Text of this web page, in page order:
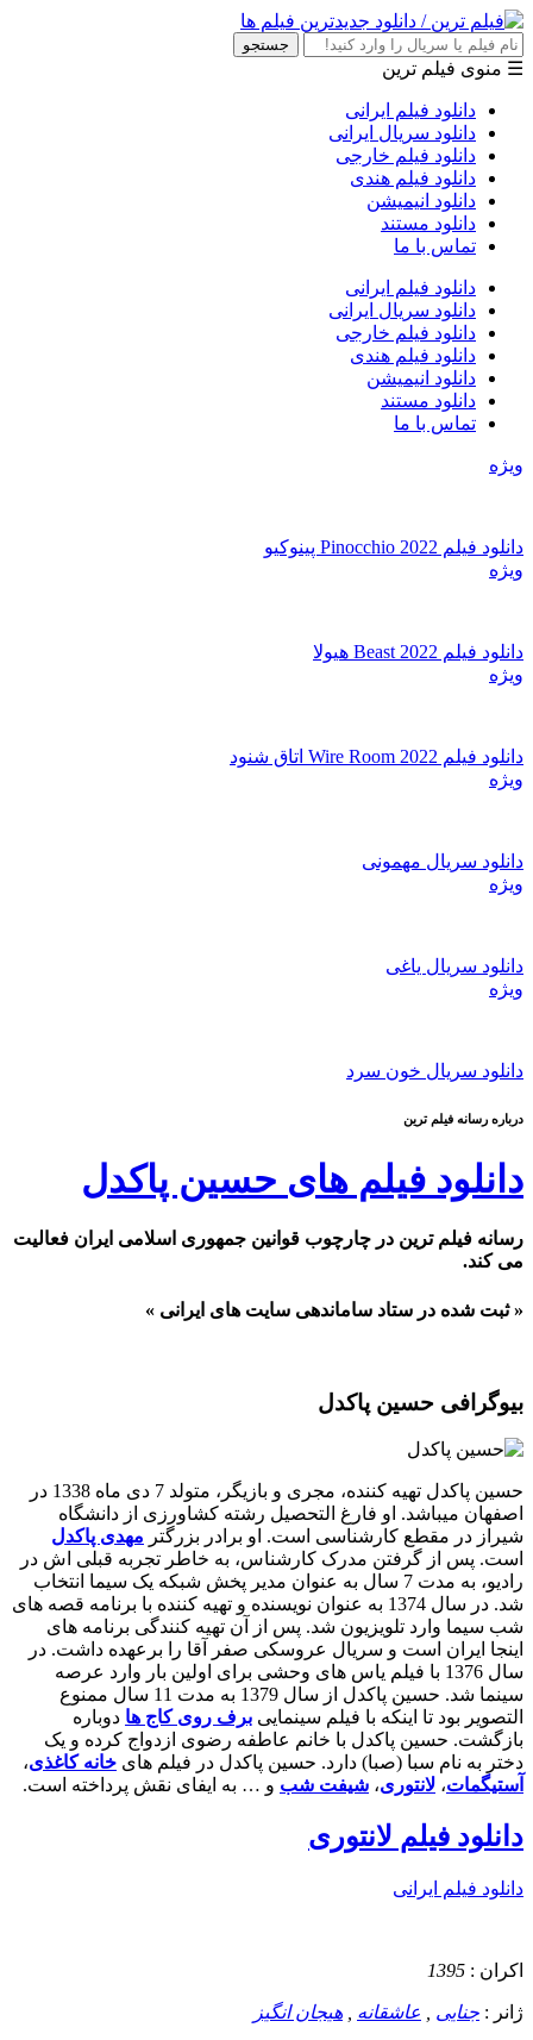
جستجو
☰ منوی فیلم ترین
دانلود فیلم ایرانی
دانلود سریال ایرانی
دانلود فیلم خارجی
دانلود فیلم هندی
دانلود انیمیشن
دانلود مستند
تماس با ما
دانلود فیلم ایرانی
دانلود سریال ایرانی
دانلود فیلم خارجی
دانلود فیلم هندی
دانلود انیمیشن
دانلود مستند
تماس با ما
ویژه
دانلود فیلم Pinocchio 2022 پینوکیو
ویژه
دانلود فیلم Beast 2022 هیولا
ویژه
دانلود فیلم Wire Room 2022 اتاق شنود
ویژه
دانلود سریال مهمونی
ویژه
دانلود سریال یاغی
ویژه
دانلود سریال خون سرد
درباره رسانه فیلم ترین
دانلود فیلم های حسین پاکدل
رسانه فیلم ترین در چارچوب قوانین جمهوری اسلامی ایران فعالیت
می کند.
« ثبت شده در ستاد ساماندهی سایت های ایرانی »
بیوگرافی حسین پاکدل
حسین پاکدل تهیه کننده، مجری و بازیگر، متولد 7 دی ماه 1338 در
اصفهان میباشد. او فارغ التحصیل رشته کشاورزی از دانشگاه
شیراز در مقطع کارشناسی است. او برادر بزرگتر مهدی پاکدل
است. پس از گرفتن مدرک کارشناس، به خاطر تجربه قبلی اش در
رادیو، به مدت 7 سال به عنوان مدیر پخش شبکه یک سیما انتخاب
شد. در سال 1374 به عنوان نویسنده و تهیه کننده با برنامه قصه های
شب سیما وارد تلویزیون شد. پس از آن تهیه کنندگی برنامه های
اینجا ایران است و سریال عروسکی صفر آقا را برعهده داشت. در
سال 1376 با فیلم یاس های وحشی برای اولین بار وارد عرصه
سینما شد. حسین پاکدل از سال 1379 به مدت 11 سال ممنوع
التصویر بود تا اینکه با فیلم سینمایی برف روی کاج ها دوباره
بازگشت. حسین پاکدل با خانم عاطفه رضوی ازدواج کرده و یک
دختر به نام سبا (صبا) دارد. حسین پاکدل در فیلم های خانه کاغذی،
آستیگمات، لانتوری، شیفت شب و … به ایفای نقش پرداخته است.
دانلود فیلم لانتوری
دانلود فیلم ایرانی
اکران : 1395
ژانر : جنایی عاشقانه هیجان انگیز